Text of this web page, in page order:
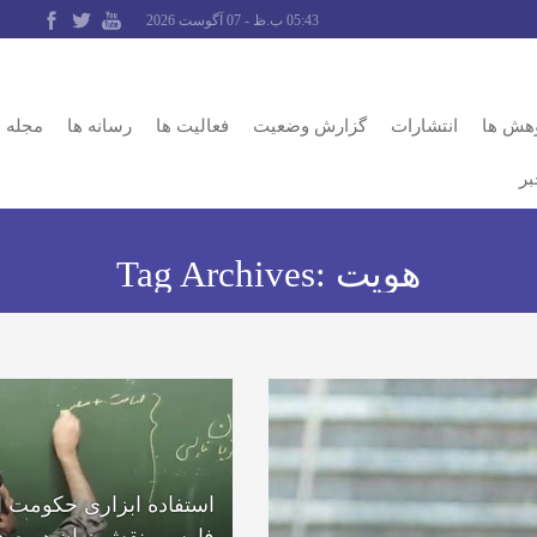
05:43 ب.ظ - 07 آگوست 2026
ها انتشارات گزارش وضعیت فعالیت ها رسانه ها مجله
Tag Archives: هویت
استفاده ابزاری حکومت